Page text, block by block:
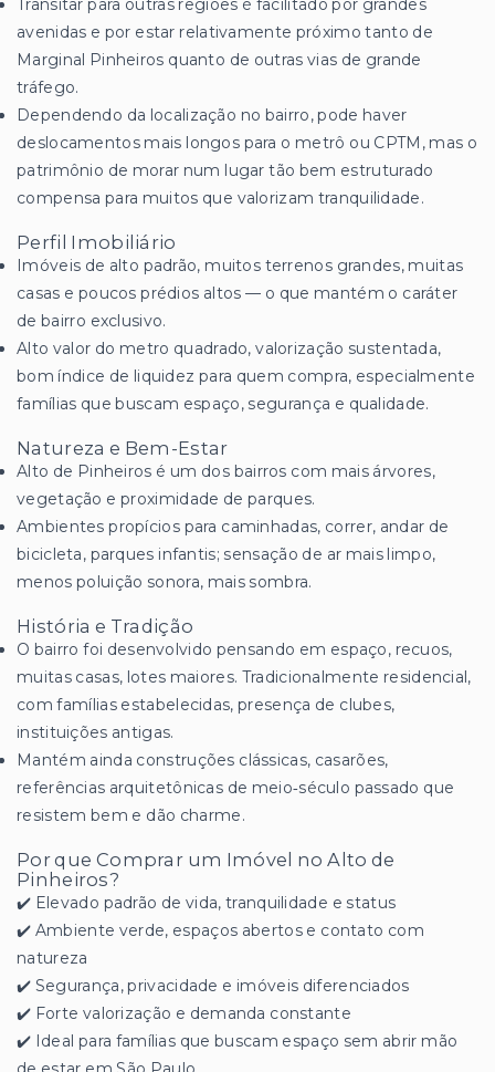
Transitar para outras regiões é facilitado por grandes
avenidas e por estar relativamente próximo tanto de
Marginal Pinheiros quanto de outras vias de grande
tráfego.
Dependendo da localização no bairro, pode haver
deslocamentos mais longos para o metrô ou CPTM, mas o
patrimônio de morar num lugar tão bem estruturado
compensa para muitos que valorizam tranquilidade.
Perfil Imobiliário
Imóveis de alto padrão, muitos terrenos grandes, muitas
casas e poucos prédios altos — o que mantém o caráter
de bairro exclusivo.
Alto valor do metro quadrado, valorização sustentada,
bom índice de liquidez para quem compra, especialmente
famílias que buscam espaço, segurança e qualidade.
Natureza e Bem-Estar
Alto de Pinheiros é um dos bairros com mais árvores,
vegetação e proximidade de parques.
Ambientes propícios para caminhadas, correr, andar de
bicicleta, parques infantis; sensação de ar mais limpo,
menos poluição sonora, mais sombra.
História e Tradição
O bairro foi desenvolvido pensando em espaço, recuos,
muitas casas, lotes maiores. Tradicionalmente residencial,
com famílias estabelecidas, presença de clubes,
instituições antigas.
Mantém ainda construções clássicas, casarões,
referências arquitetônicas de meio‑século passado que
resistem bem e dão charme.
Por que Comprar um Imóvel no Alto de
Pinheiros?
✔️ Elevado padrão de vida, tranquilidade e status
✔️ Ambiente verde, espaços abertos e contato com
natureza
✔️ Segurança, privacidade e imóveis diferenciados
✔️ Forte valorização e demanda constante
✔️ Ideal para famílias que buscam espaço sem abrir mão